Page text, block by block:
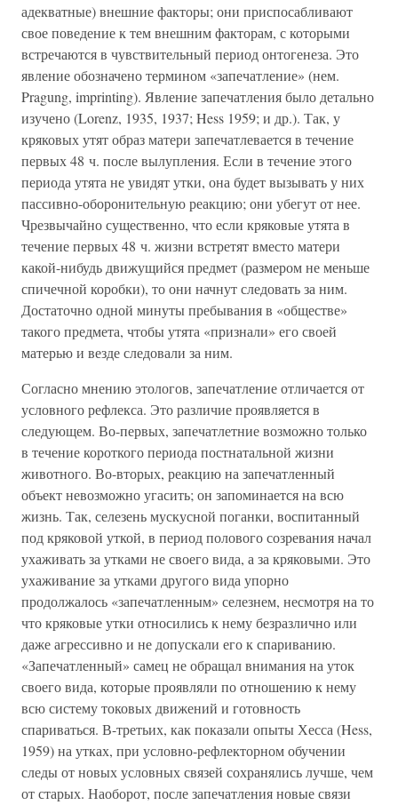
адекватные) внешние факторы; они приспосабливают
свое поведение к тем внешним факторам, с которыми
встречаются в чувствительный период онтогенеза. Это
явление обозначено термином «запечатление» (нем.
Pragung, imprinting). Явление запечатления было детально
изучено (Lorenz, 1935, 1937; Hess 1959; и др.). Так, у
кряковых утят образ матери запечатлевается в течение
первых 48 ч. после вылупления. Если в течение этого
периода утята не увидят утки, она будет вызывать у них
пассивно-оборонительную реакцию; они убегут от нее.
Чрезвычайно существенно, что если кряковые утята в
течение первых 48 ч. жизни встретят вместо матери
какой-нибудь движущийся предмет (размером не меньше
спичечной коробки), то они начнут следовать за ним.
Достаточно одной минуты пребывания в «обществе»
такого предмета, чтобы утята «признали» его своей
матерью и везде следовали за ним.
Согласно мнению этологов, запечатление отличается от
условного рефлекса. Это различие проявляется в
следующем. Во-первых, запечатлетние возможно только
в течение короткого периода постнатальной жизни
животного. Во-вторых, реакцию на запечатленный
объект невозможно угасить; он запоминается на всю
жизнь. Так, селезень мускусной поганки, воспитанный
под кряковой уткой, в период полового созревания начал
ухаживать за утками не своего вида, а за кряковыми. Это
ухаживание за утками другого вида упорно
продолжалось «запечатленным» селезнем, несмотря на то
что кряковые утки относились к нему безразлично или
даже агрессивно и не допускали его к спариванию.
«Запечатленный» самец не обращал внимания на уток
своего вида, которые проявляли по отношению к нему
всю систему токовых движений и готовность
спариваться. В-третьих, как показали опыты Хесса (Hess,
1959) на утках, при условно-рефлекторном обучении
следы от новых условных связей сохранялись лучше, чем
от старых. Наоборот, после запечатления новые связи